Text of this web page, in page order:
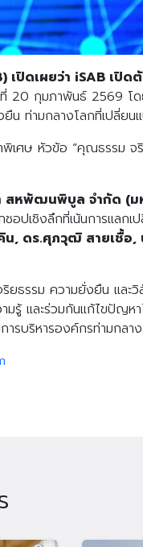
เปิดเผยว่า iSAB เปิ
ที่ 20 กุมภาพันธ์ 2569
ยืน ท่ามกลางโลกที่เปลี่ยน
เศษ หัวข้อ “คุณธรรม จ
สหพัฒนพิบูล จำกัด (ม
ชอปเชิงลึกที่เน้นการแลก
น, ดร.ศุภวุฒิ สายเชื้อ,
ธรรม ความยั่งยืน และวิ
มรู้ และร่วมกันแก้ไขปัญ
รบริหารองค์กรท่ามกลา